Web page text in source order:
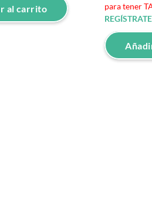
al carrito
para tener